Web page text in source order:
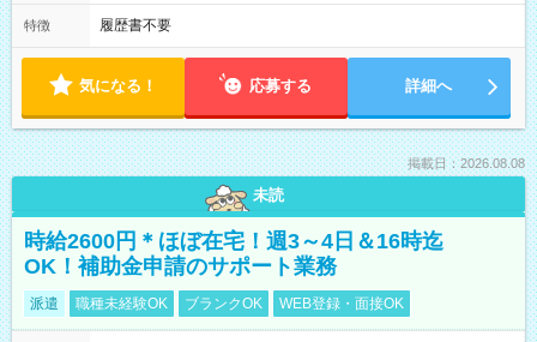
特徴 履歴書不要
気になる！ 応募する 詳細へ
掲載日：2026.08.08
未読
時給2600円＊ほぼ在宅！週3～4日＆16時迄
OK！補助金申請のサポート業務
派遣 職種未経験OK ブランクOK WEB登録・面接OK